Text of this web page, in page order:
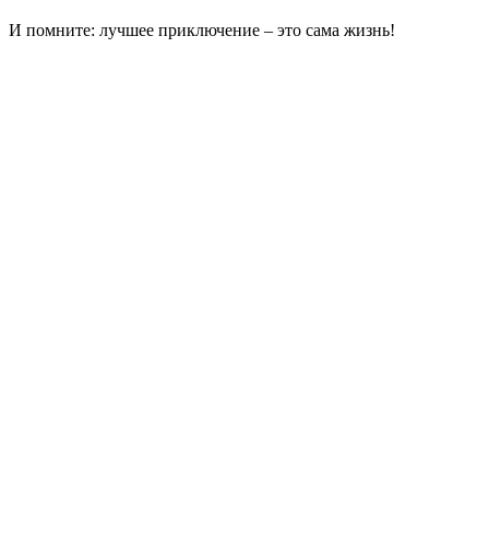
И помните: лучшее приключение – это сама жизнь!